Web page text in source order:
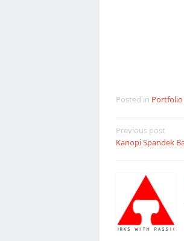
Posted in
Post
Previous post
Kanopi Spandek